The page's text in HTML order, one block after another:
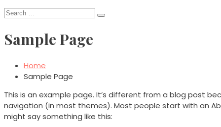
Search
Sample Page
Home
Sample Page
This is an example page. It’s different from a blog post
navigation (in most themes). Most people start with an
might say something like this: